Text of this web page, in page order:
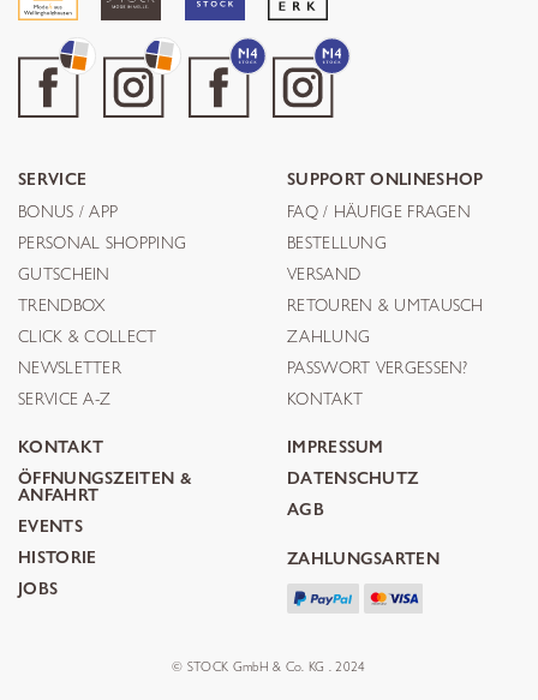
SERVICE
BONUS / APP
PERSONAL SHOPPING
GUTSCHEIN
TRENDBOX
CLICK & COLLECT
NEWSLETTER
SERVICE A-Z
SUPPORT ONLINESHOP
FAQ / HÄUFIGE FRAGEN
BESTELLUNG
VERSAND
RETOUREN & UMTAUSCH
ZAHLUNG
PASSWORT VERGESSEN?
KONTAKT
KONTAKT
ÖFFNUNGSZEITEN &
ANFAHRT
EVENTS
HISTORIE
JOBS
IMPRESSUM
DATENSCHUTZ
AGB
ZAHLUNGSARTEN
© STOCK GmbH & Co. KG . 2024